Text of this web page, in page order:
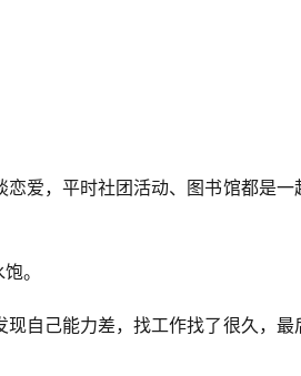
爱，平时社团活动、图书馆都是一
。
自己能力差，找工作找了很久，最